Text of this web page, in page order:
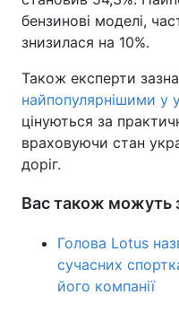
бензинові моделі,
знизилася на 10%.
Також експерти
найпопулярнішими у
цінуються за
враховуючи стан
доріг.
Вас також можуть
Голова Lotus
сучасних
його компанії